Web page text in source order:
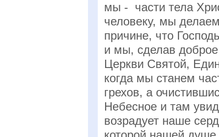
мы - части тела
человеку, мы
причине, что
и мы, сделав доброе
Церкви Святой,
когда мы станем
грехов, а
Небесное и там
возрадует наше